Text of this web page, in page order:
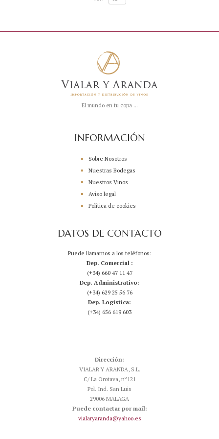
El mundo en tu copa ...
INFORMACIÓN
Sobre Nosotros
Nuestras Bodegas
Nuestros Vinos
Aviso legal
Política de cookies
DATOS DE CONTACTO
Puede llamarnos a los teléfonos:
Dep. Comercial :
(+34) 660 47 11 47
Dep. Administrativo:
(+34) 629 25 56 76
Dep. Logistica:
(+34) 656 619 603
Dirección:
VIALAR Y ARANDA, S.L.
C/ La Orotava, nº121
Pol. Ind. San Luis
29006 MALAGA
Puede contactar por mail:
vialaryaranda@yahoo.es